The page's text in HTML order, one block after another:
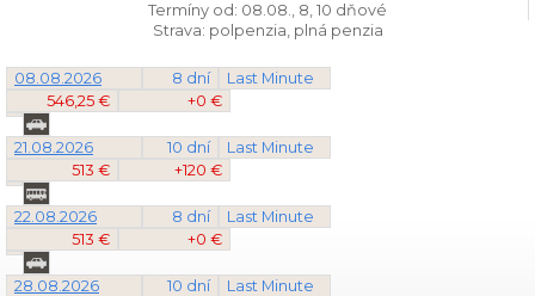
Termíny od: 08.08., 8, 10 dňové
Strava: polpenzia, plná penzia
08.08.2026 8 dní
Last Minute
546,25 €
+0 €
21.08.2026 10 dní
Last Minute
513 €
+120 €
22.08.2026 8 dní
Last Minute
513 €
+0 €
28.08.2026 10 dní
Last Minute